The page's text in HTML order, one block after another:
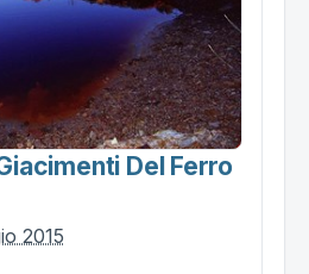
Del Ferro
2015